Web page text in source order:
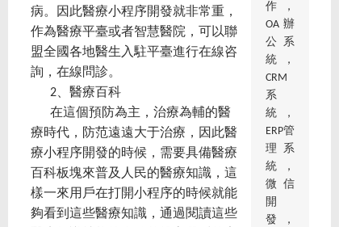
病。因此醫療小程序開發就非常重，
作為醫療平臺或者智慧醫院，可以聯
盟全國各地醫生入駐平臺進行在線咨
詢，在線問診。
2、醫療百科
在這個預防為主，治療為輔的醫
療時代，防范遠遠大于治療，因此醫
療小程序開發的時候，需要具備醫療
百科板塊來普及人民的醫療知識，這
樣一來用戶在打開小程序的時候就能
夠看到這些醫療知識，通過閱讀這些
作，
OA辦
公系
統，
CRM
系
統，
ERP管
理系
統，
微信
開
發，